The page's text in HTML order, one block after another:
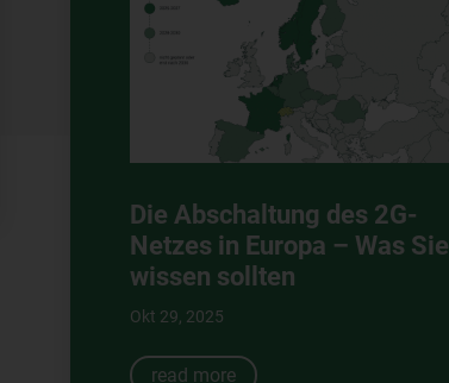
Die Abschaltung des 2G-
Netzes in Europa – Was Sie
wissen sollten
Okt 29, 2025
read more